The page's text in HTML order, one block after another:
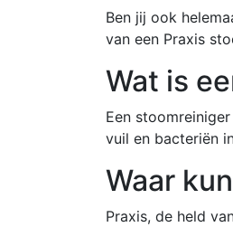
Ben jij ook
van een Praxis
Wat is
Een
vuil en bacteriën
Waar
Praxis, de held